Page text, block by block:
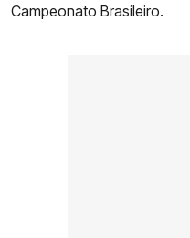
Campeonato Brasileiro.